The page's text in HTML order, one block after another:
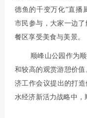
德鱼的千变万化”直播
市民参与，大家一边
餐区享受美食与美景。
顺峰山公园作为
和较高的观赏游憩价
济工作会议提出的打
水经济新活力战略中，